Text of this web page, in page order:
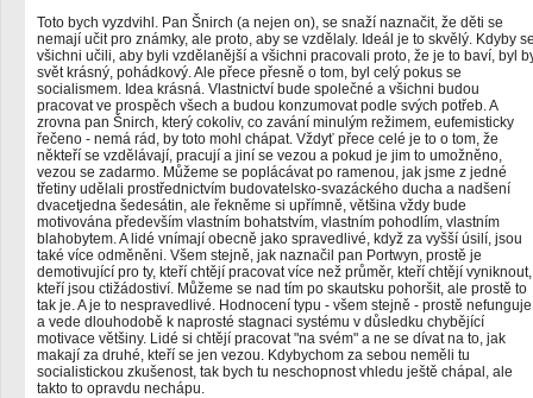
Toto bych vyzdvihl. Pan Šnirch (a nejen on), se snaží naznačit, že děti se
nemají učit pro známky, ale proto, aby se vzdělaly. Ideál je to skvělý. Kdyby
všichni učili, aby byli vzdělanější a všichni pracovali proto, že je to baví, byl
svět krásný, pohádkový. Ale přece přesně o tom, byl celý pokus se
socialismem. Idea krásná. Vlastnictví bude společné a všichni budou
pracovat ve prospěch všech a budou konzumovat podle svých potřeb. A
zrovna pan Šnirch, který cokoliv, co zavání minulým režimem, eufemisticky
řečeno - nemá rád, by toto mohl chápat. Vždyť přece celé je to o tom, že
někteří se vzdělávají, pracují a jiní se vezou a pokud je jim to umožněno,
vezou se zadarmo. Můžeme se poplácávat po ramenou, jak jsme z jedné
třetiny udělali prostřednictvím budovatelsko-svazáckého ducha a nadšení
dvacetjedna šedesátin, ale řekněme si upřímně, většina vždy bude
motivována především vlastním bohatstvím, vlastním pohodlím, vlastním
blahobytem. A lidé vnímají obecně jako spravedlivé, když za vyšší úsilí, jsou
také více odměněni. Všem stejně, jak naznačil pan Portwyn, prostě je
demotivující pro ty, kteří chtějí pracovat více než průměr, kteří chtějí vyniknout,
kteří jsou ctižádostiví. Můžeme se nad tím po skautsku pohoršit, ale prostě to
tak je. A je to nespravedlivé. Hodnocení typu - všem stejně - prostě nefunguje
a vede dlouhodobě k naprosté stagnaci systému v důsledku chybějící
motivace většiny. Lidé si chtějí pracovat "na svém" a ne se dívat na to, jak
makají za druhé, kteří se jen vezou. Kdybychom za sebou neměli tu
socialistickou zkušenost, tak bych tu neschopnost vhledu ještě chápal, ale
takto to opravdu nechápu.